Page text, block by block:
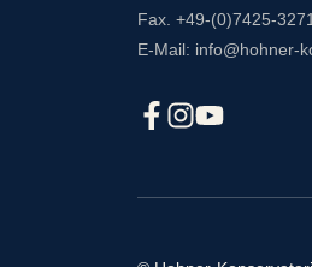
Fax. +49-(0)7425-
E-Mail: info@hohner-